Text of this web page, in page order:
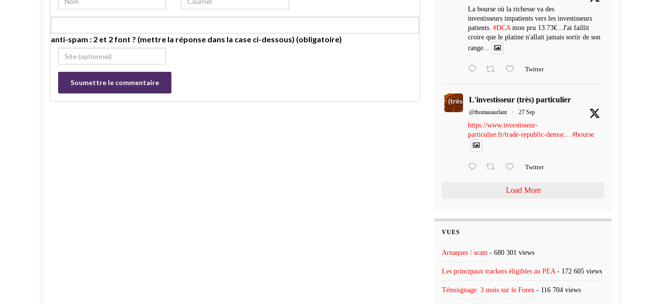
anti-spam : 2 et 2 font ? (mettre la réponse dans la case ci-dessous) (obligatoire)
La bourse où la richesse va des
investisseurs impatients vers les investisseurs
patients. #DCAmon pru 13.73€...J'ai faillit
croire que le platine n'allait jamais sortir de son
range...
Twitter
L'investisseur (très) particulier
@thomasaurlant · 27 Sep
https://www.investisseur-
particulier.fr/trade-republic-democ... #bourse
Twitter
Load More
VUES
Arnaques / scam - 680 301 views
Les principaux trackers éligibles au PEA - 172 605 views
Témoignage: 3 mois sur le Forex - 116 704 views